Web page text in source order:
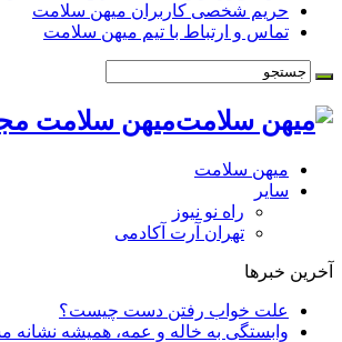
حریم شخصی کاربران میهن سلامت
تماس و ارتباط با تیم میهن سلامت
میهن سلامت
میهن سلامت
سایر
راه نو نیوز
تهران آرت آکادمی
آخرین خبرها
علت خواب رفتن دست چیست؟
وابستگی به خاله و عمه، همیشه